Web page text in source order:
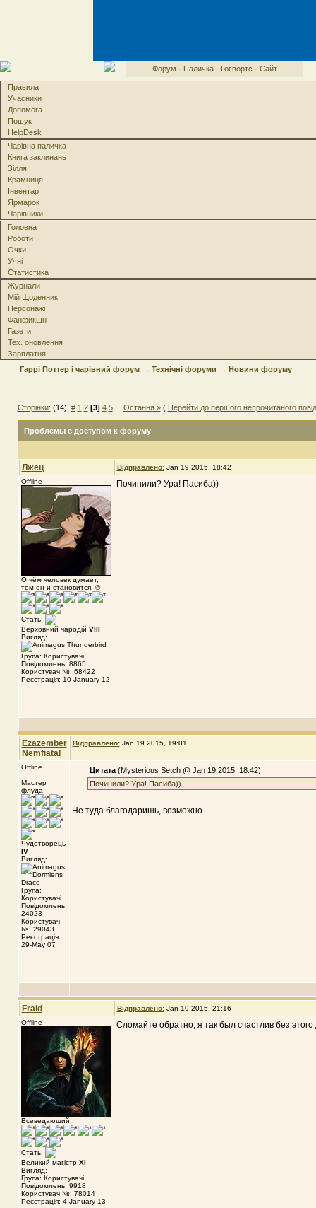
Форум · Паличка· Гоґвортс · Сайт
Правила
Учасники
Допомога
Пошук
HelpDesk
Чарівна паличка
Книга заклинань
Зілля
Крамниця
Інвентар
Ярмарок
Чарівники
Головна
Роботи
Очки
Учні
Статистика
Журнали
Мій Щоденник
Персонажі
Фанфикшн
Газети
Тех. оновлення
Зарплатня
Гаррі Поттер і чарівний форум→ Технічні форуми → Новини форуму
Сторінки: (14) # 1 2 [3] 4 5... Остання »( Перейти до першого непрочитаного
Проблемы с доступом к форуму
Лжец Відправлено: Jan 19 2015, 18:42
Offline
О чём человек думает,
тем он и становится. ©
Стать:
Верховний чародій VIII
Вигляд:
Група: Користувачі
Повідомлень: 8865
Користувач №: 68422
Реєстрація: 10-January 12
Починили? Ура! Пасиба))
Ezazember
Nemfiatal
Відправлено: Jan 19 2015, 19:01
Offline
Мастер
флуда
Чудотворець
IV
Вигляд:
Група:
Користувачі
Повідомлень:
24023
Користувач
№: 29043
Реєстрація:
29-May 07
Цитата (Mysterious Setch @ Jan 19 2015, 18:42)
Починили? Ура! Пасиба))
Не туда благодаришь, возможно
Fraid Відправлено: Jan 19 2015, 21:16
Offline
Всеведающий
Стать:
Великий магістр XI
Вигляд: --
Група: Користувачі
Повідомлень: 9918
Користувач №: 78014
Реєстрація: 4-January 13
Сломайте обратно, я так был счастлив без